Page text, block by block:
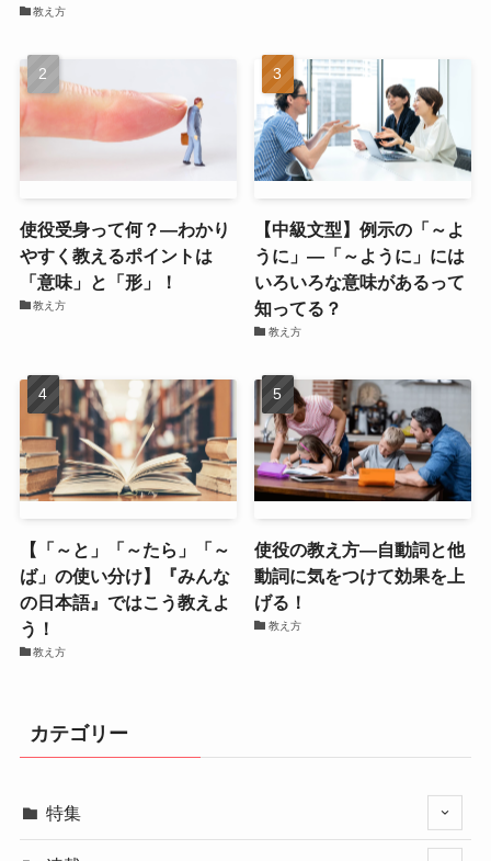
教え方
使役受身って何？―わかり
やすく教えるポイントは
「意味」と「形」！
教え方
【中級文型】例示の「～よ
うに」―「～ように」には
いろいろな意味があるって
知ってる？
教え方
【「～と」「～たら」「～
ば」の使い分け】『みんな
の日本語』ではこう教えよ
う！
教え方
使役の教え方―自動詞と他
動詞に気をつけて効果を上
げる！
教え方
カテゴリー
特集